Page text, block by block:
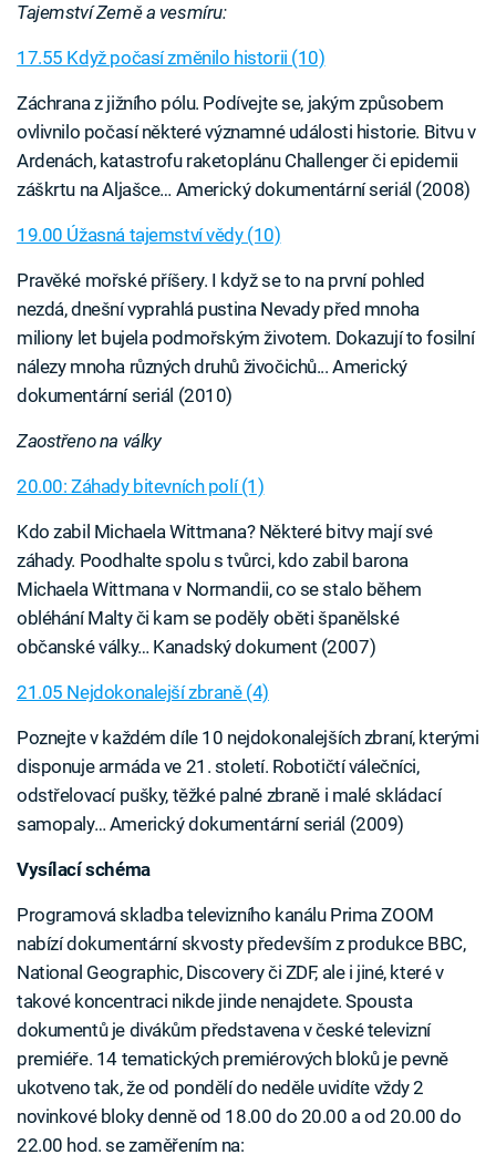
Tajemství Země a vesmíru:
17.55 Když počasí změnilo historii (10)
Záchrana z jižního pólu. Podívejte se, jakým způsobem
ovlivnilo počasí některé významné události historie. Bitvu v
Ardenách, katastrofu raketoplánu Challenger či epidemii
záškrtu na Aljašce… Americký dokumentární seriál (2008)
19.00 Úžasná tajemství vědy (10)
Pravěké mořské příšery. I když se to na první pohled
nezdá, dnešní vyprahlá pustina Nevady před mnoha
miliony let bujela podmořským životem. Dokazují to fosilní
nálezy mnoha různých druhů živočichů... Americký
dokumentární seriál (2010)
Zaostřeno na války
20.00: Záhady bitevních polí (1)
Kdo zabil Michaela Wittmana? Některé bitvy mají své
záhady. Poodhalte spolu s tvůrci, kdo zabil barona
Michaela Wittmana v Normandii, co se stalo během
obléhání Malty či kam se poděly oběti španělské
občanské války… Kanadský dokument (2007)
21.05 Nejdokonalejší zbraně (4)
Poznejte v každém díle 10 nejdokonalejších zbraní, kterými
disponuje armáda ve 21. století. Robotičtí válečníci,
odstřelovací pušky, těžké palné zbraně i malé skládací
samopaly… Americký dokumentární seriál (2009)
Vysílací schéma
Programová skladba televizního kanálu Prima ZOOM
nabízí dokumentární skvosty především z produkce BBC,
National Geographic, Discovery či ZDF, ale i jiné, které v
takové koncentraci nikde jinde nenajdete. Spousta
dokumentů je divákům představena v české televizní
premiéře. 14 tematických premiérových bloků je pevně
ukotveno tak, že od pondělí do neděle uvidíte vždy 2
novinkové bloky denně od 18.00 do 20.00 a od 20.00 do
22.00 hod. se zaměřením na: